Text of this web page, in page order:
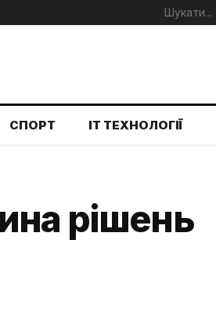
СПОРТ IT ТЕХНОЛОГІЇ
рішень